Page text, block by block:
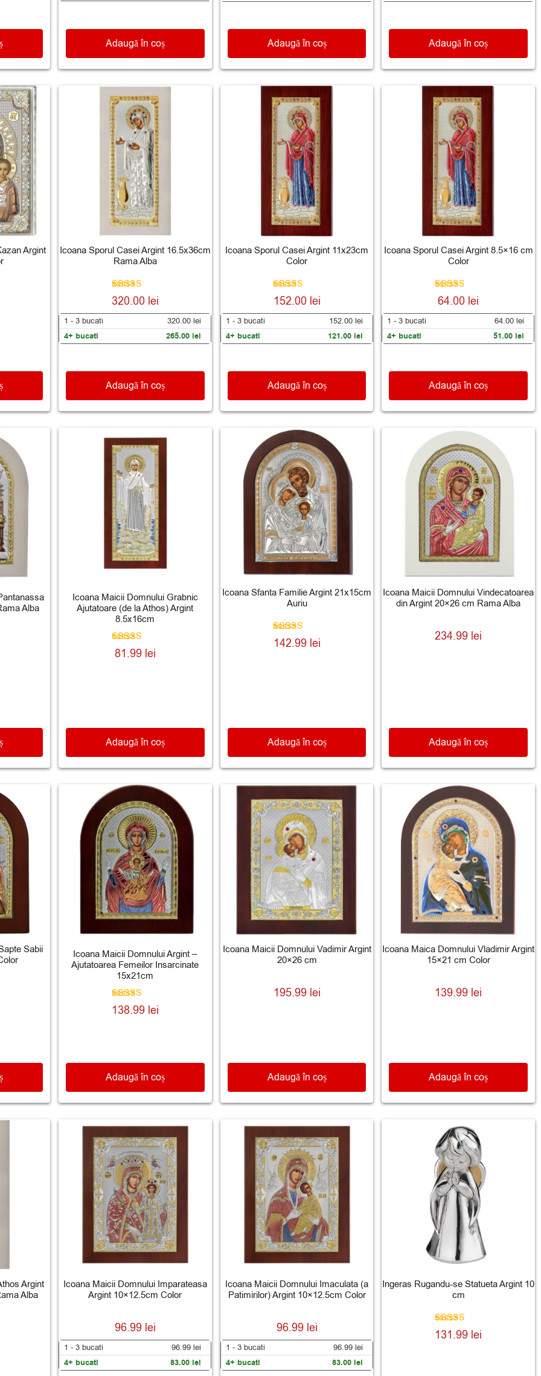
Adaugă în coș Adaugă în coș Adaugă în coș
Argint
Icoana Sporul Casei Argint 16.5x36cm
Rama Alba
Evaluat la
5.00
din 5
320.00 lei
1 - 3bucati 320.00lei
4+ bucati 265.00 lei
Adaugă în coș
Icoana Sporul Casei Argint 11x23cm
Color
Evaluat la
5.00
din 5
152.00 lei
1 - 3 bucati 152.00 lei
4+ bucati 121.00 lei
Adaugă în coș
Icoana Sporul Casei Argint 8.5×16 cm
Color
Evaluat la
5.00
din 5
64.00 lei
1 - 3bucati 64.00lei
4+ bucati 51.00 lei
Adaugă în coș
Alba
Icoana Maicii Domnului Grabnic
Ajutatoare (de la Athos) Argint
8.5x16cm
Evaluat la
5.00
81.99 lei
Adaugă în coș
Icoana Sfanta Familie Argint 21x15cm
Auriu
Evaluat la
5.00
142.99 lei
Adaugă în coș
Icoana Maicii Domnului Vindecatoarea
din Argint 20×26 cm Rama Alba
234.99 lei
Adaugă în coș
Sabii
Icoana Maicii Domnului Argint –
Ajutatoarea Femeilor Insarcinate
15x21cm
Evaluat la
5.00
138.99 lei
Adaugă în coș
Icoana Maicii Domnului Vadimir Argint
20×26 cm
195.99 lei
Adaugă în coș
Icoana Maica Domnului Vladimir Argint
15×21 cm Color
139.99 lei
Adaugă în coș
Argint
Alba
Icoana Maicii Domnului Imparateasa
Argint 10×12.5cm Color
96.99 lei
1 - 3bucati 96.99lei
4+ bucati 83.00 lei
Icoana Maicii Domnului Imaculata (a
Patimirilor) Argint 10×12.5cm Color
96.99 lei
1 - 3 bucati 96.99 lei
4+ bucati 83.00 lei
Ingeras Rugandu-se Statueta Argint 10
cm
Evaluat la
5.00
131.99 lei